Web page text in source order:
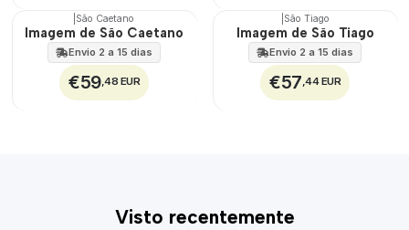
🇵🇹
100%
São Caetano
Imagem de São Caetano
Envio 2 a 15 dias
€59,48 EUR
🇵🇹
100%
São Tiago
Imagem de São Tiago
Envio 2 a 15 dias
€57,44 EUR
Visto recentemente